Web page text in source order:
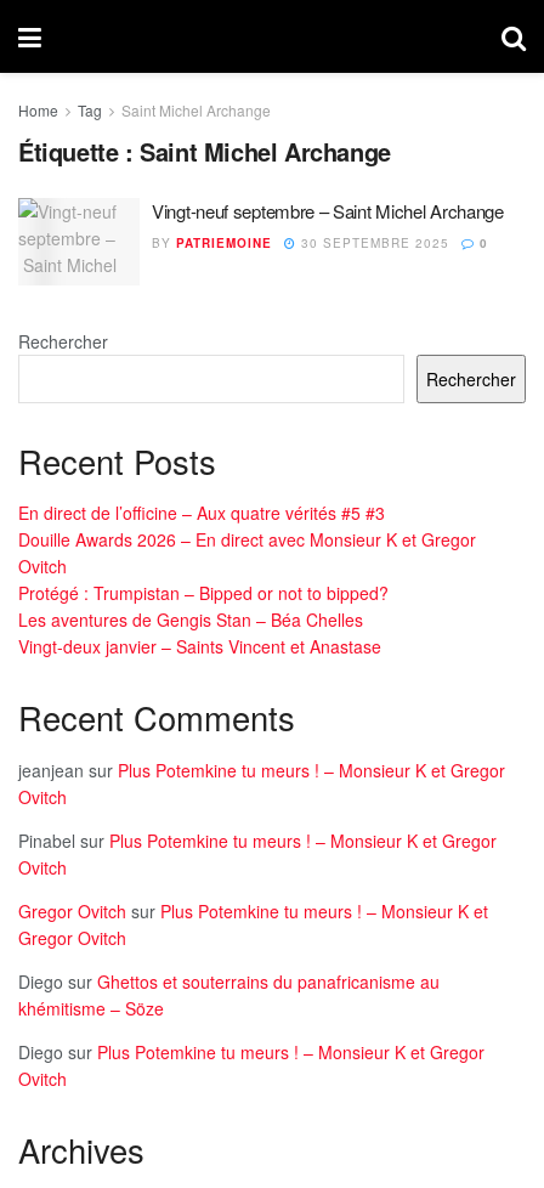
Home Tag Saint Michel Archange
Étiquette :Saint Michel Archange
Vingt-neuf septembre – Saint Michel Archange
BY PATRIEMOINE 30 SEPTEMBRE 2025 0
Rechercher
Rechercher
Recent Posts
En direct de l’officine – Aux quatre vérités #5 #3
Douille Awards 2026 – En direct avec Monsieur K et Gregor
Ovitch
Protégé : Trumpistan – Bipped or not to bipped?
Les aventures de Gengis Stan – Béa Chelles
Vingt-deux janvier – Saints Vincent et Anastase
Recent Comments
jeanjean sur Plus Potemkine tu meurs ! – Monsieur K et Gregor
Ovitch
Pinabel sur Plus Potemkine tu meurs ! – Monsieur K et Gregor
Ovitch
Gregor Ovitch sur Plus Potemkine tu meurs ! – Monsieur K et
Gregor Ovitch
Diego sur Ghettos et souterrains du panafricanisme au
khémitisme – Söze
Diego sur Plus Potemkine tu meurs ! – Monsieur K et Gregor
Ovitch
Archives